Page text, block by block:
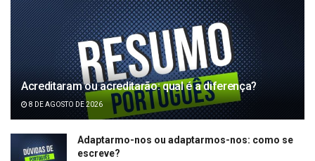
Acreditaram ou acreditarão: qual é a diferença?
8 DE AGOSTO DE 2026
Adaptarmo-nos ou adaptarmos-nos: como se
escreve?